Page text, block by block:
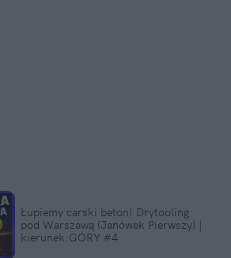
Łupiemy carski beton! Drytooling
pod Warszawą (Janówek Pierwszy) |
kierunek:GÓRY #4